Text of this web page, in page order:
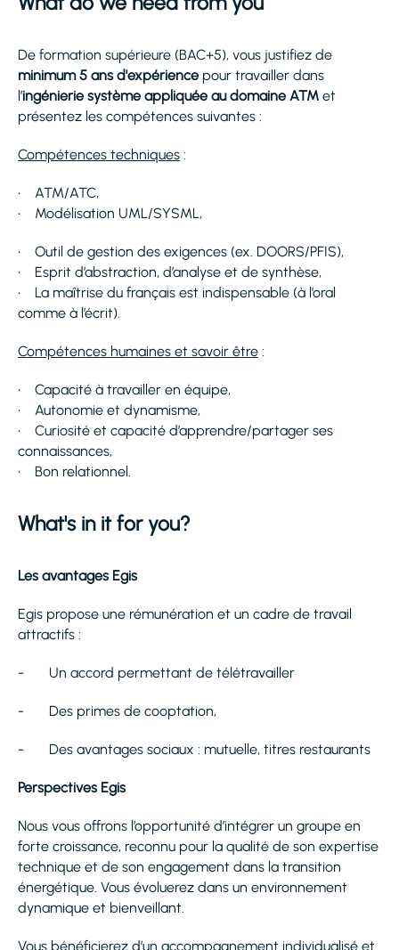
De formation supérieure (BAC+5), vous justifiez de
minimum 5 ans d'expérience pour travailler dans
l’ingénierie système appliquée au domaine ATM et
présentez les compétences suivantes :
Compétences techniques :
• ATM/ATC,
• Modélisation UML/SYSML,
• Outil de gestion des exigences (ex. DOORS/PFIS),
• Esprit d’abstraction, d’analyse et de synthèse,
• La maîtrise du français est indispensable (à l’oral
comme à l’écrit).
Compétences humaines et savoir être :
• Capacité à travailler en équipe,
• Autonomie et dynamisme,
• Curiosité et capacité d’apprendre/partager ses
connaissances,
• Bon relationnel.
What's in it for you?
Les avantages Egis
Egis propose une rémunération et un cadre de travail
attractifs :
- Un accord permettant de télétravailler
- Des primes de cooptation,
- Des avantages sociaux : mutuelle, titres restaurants
Perspectives Egis
Nous vous offrons l’opportunité d’intégrer un groupe en
forte croissance, reconnu pour la qualité de son expertise
technique et de son engagement dans la transition
énergétique. Vous évoluerez dans un environnement
dynamique et bienveillant.
Vous bénéficierez d’un accompagnement individualisé et